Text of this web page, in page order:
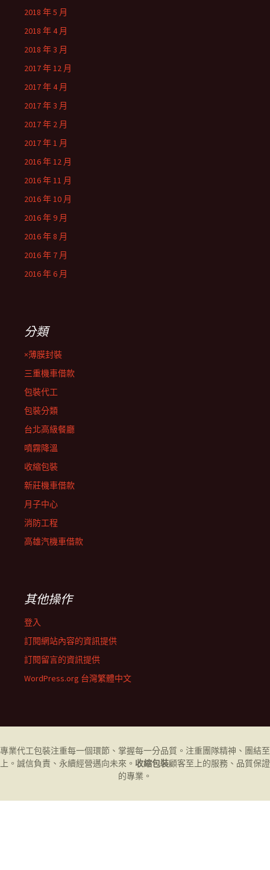
2018 年 5 月
2018 年 4 月
2018 年 3 月
2017 年 12 月
2017 年 4 月
2017 年 3 月
2017 年 2 月
2017 年 1 月
2016 年 12 月
2016 年 11 月
2016 年 10 月
2016 年 9 月
2016 年 8 月
2016 年 7 月
2016 年 6 月
分類
×薄膜封裝
三重機車借款
包裝代工
包裝分類
台北高級餐廳
噴霧降溫
收縮包裝
新莊機車借款
月子中心
消防工程
高雄汽機車借款
其他操作
登入
訂閱網站內容的資訊提供
訂閱留言的資訊提供
WordPress.org 台灣繁體中文
專業代工包裝注重每一個環節、掌握每一分品質。注重團隊精神、團結至
上。誠信負責、永續經營邁向未來。 收縮包裝顧客至上的服務、品質保證
的專業。